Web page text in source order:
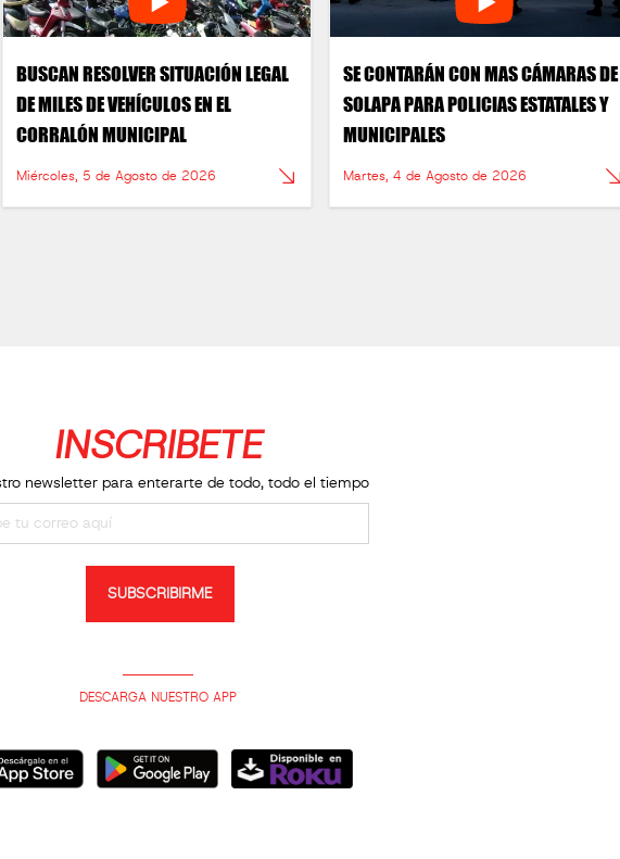
BUSCAN RESOLVER SITUACIÓN LEGAL
DE MILES DE VEHÍCULOS EN EL
CORRALÓN MUNICIPAL
Miércoles, 5 de Agosto de 2026
SE CONTARÁN CON MAS CÁMARAS DE
SOLAPA PARA POLICIAS ESTATALES Y
MUNICIPALES
Martes, 4 de Agosto de 2026
INSCRIBETE
newsletter para enterarte de todo, todo el tiempo
SUBSCRIBIRME
DESCARGA NUESTRO APP